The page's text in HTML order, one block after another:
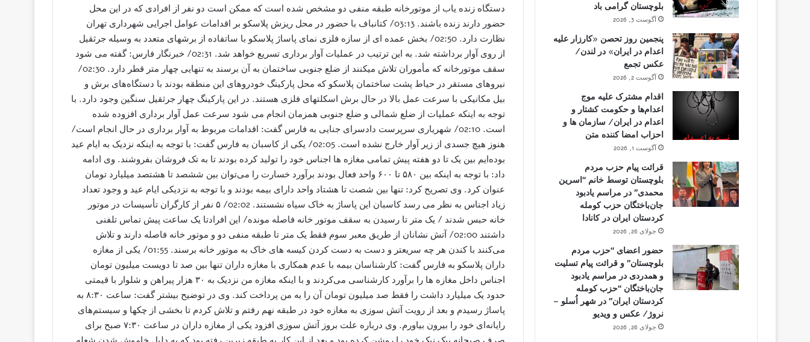
بلوچستان گرامی باد
آگوست 3, 2026
پنجمین روز تحصن «کارزار علیه
اعدام در ایران» در لندن/
عکس تجمع
آگوست 2, 2026
اقدام مشترک علیه موج
اعدام‌ها و حکومت کشتار و
اعدام در ایران/ سازمان ها و
احزاب امضا کننده متن
آگوست 1, 2026
قرائت پیام حزب مردم
بلوچستان توسط خانم “اسرین
محمدی” در مراسم یادبود
جان‌باختگان حزب کومله
کردستان ایران در کانادا
جولای 26, 2026
حضور اعضای “حزب مردم
بلوچستان” و قرائت پیام تسلیت
و همدردی در مراسم یادبود
جان‌باختگان “حزب کومله
کردستان ایران” در شهر اُسلو –
نروژ/ عکس و ویدیو
جولای 26, 2026